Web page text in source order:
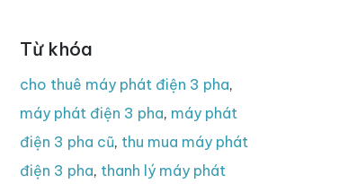
Từ khóa
cho thuê máy phát điện 3 pha,
máy phát điện 3 pha, máy phát
điện 3 pha cũ, thu mua máy phát
điện 3 pha, thanh lý máy phát